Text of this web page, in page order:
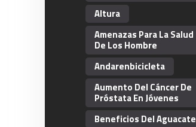
Altura
Amenazas Para La Salud
De Los Hombre
Andarenbicicleta
Aumento Del Cáncer De
Próstata En Jóvenes
Beneficios Del Aguacate